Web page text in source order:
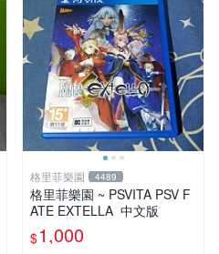
格里菲樂園 4489
格里菲樂園 ~ PSVITA PSV F
ATE EXTELLA 中文版
$1,000